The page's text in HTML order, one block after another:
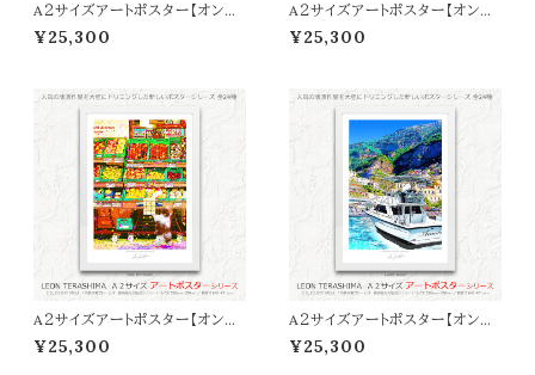
A２サイズアートポスター【オンラ
イン限定】LEON TERASHIMA
「ALOHA DOG」
¥25,300
A２サイズアートポスター【オンラ
イン限定】LEON TERASHIMA
「COLONY HOTEL」
¥25,300
A２サイズアートポスター【オンラ
イン限定】LEON TERASHIMA
「BOKU NO PARLOR」
¥25,300
A２サイズアートポスター【オンラ
イン限定】LEON TERASHIMA
「AMORE AMALFI」
¥25,300